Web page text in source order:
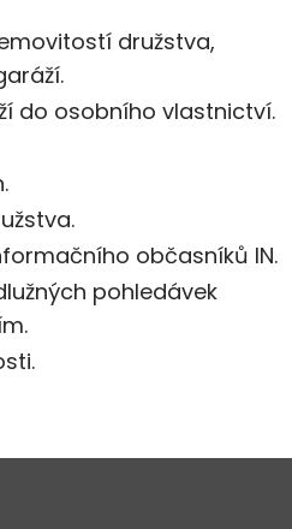
družstva,
do osobního vlastnictví.
občasníků IN.
pohledávek